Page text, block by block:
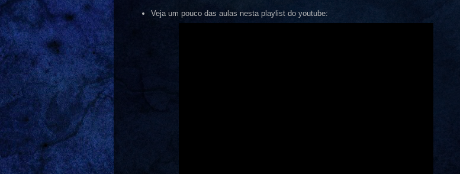
Veja um pouco das aulas nesta playlist do youtube: